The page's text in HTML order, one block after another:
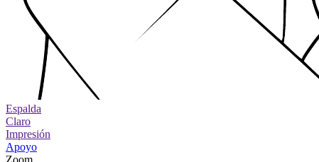
Espalda
Claro
Impresión
Apoyo